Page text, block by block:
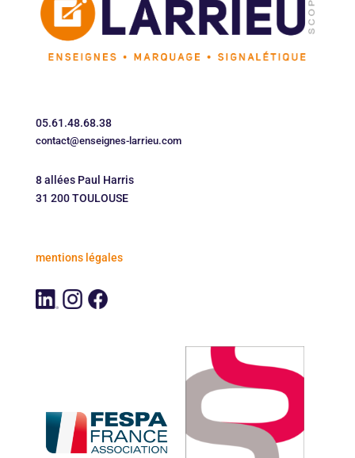
05.61.48.68.38
contact@enseignes-larrieu.com
8 allées Paul Harris
31 200 TOULOUSE
mentions légales